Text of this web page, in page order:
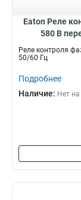
Eaton Реле
580 В
Реле контроля
50/60 Гц
Подробнее
Наличие: Нет